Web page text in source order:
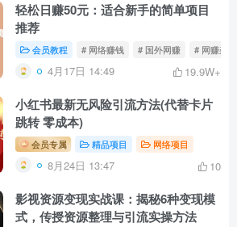
轻松日赚50元：适合新手的简单项目
推荐
会员教程 # 网络赚钱 # 国外网赚 # 网赚杂谈
4月17日 14:49 19.9W+
小红书最新无风险引流方法(代替卡片
跳转 零成本)
会员专属 精品项目 网络项目
8月24日 13:47 10
影视资源变现实战课：揭秘6种变现模
式，传授资源整理与引流实操方法